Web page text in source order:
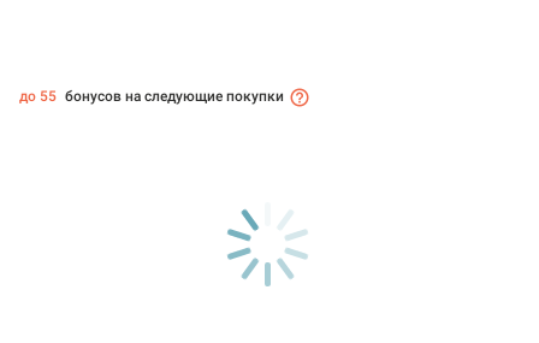
до 55 бонусов на следующие покупки